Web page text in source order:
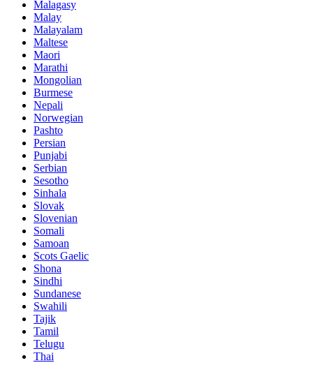
Malagasy
Malay
Malayalam
Maltese
Maori
Marathi
Mongolian
Burmese
Nepali
Norwegian
Pashto
Persian
Punjabi
Serbian
Sesotho
Sinhala
Slovak
Slovenian
Somali
Samoan
Scots Gaelic
Shona
Sindhi
Sundanese
Swahili
Tajik
Tamil
Telugu
Thai